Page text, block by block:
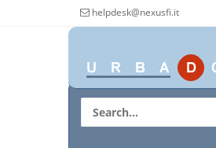
helpdesk@nexusfi.it